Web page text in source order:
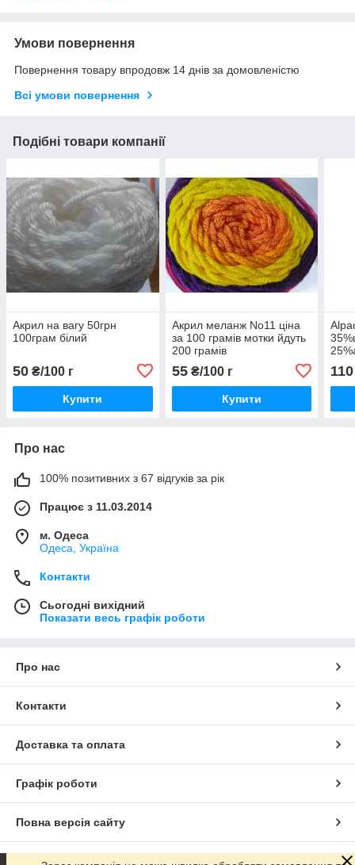
Умови повернення
Повернення товару впродовж 14 днів за домовленістю
Всі умови повернення
Подібні товари компанії
Акрил на вагу 50грн
100грам білий
50 ₴/100 г
Купити
Акрил меланж No11 ціна
за 100 грамів мотки йдуть
200 грамів
55₴/100 г
Купити
110
Про нас
100% позитивних з 67 відгуків за рік
Працює з 11.03.2014
м. Одеса
Одеса, Україна
Контакти
Сьогодні вихідний
Показати весь графік роботи
Про нас
Контакти
Доставка та оплата
Графік роботи
Повна версія сайту
Сайт створено на маркетплейсі Prom.ua